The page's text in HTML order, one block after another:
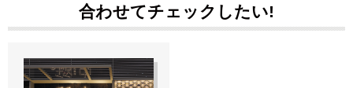
合わせてチェックしたい!